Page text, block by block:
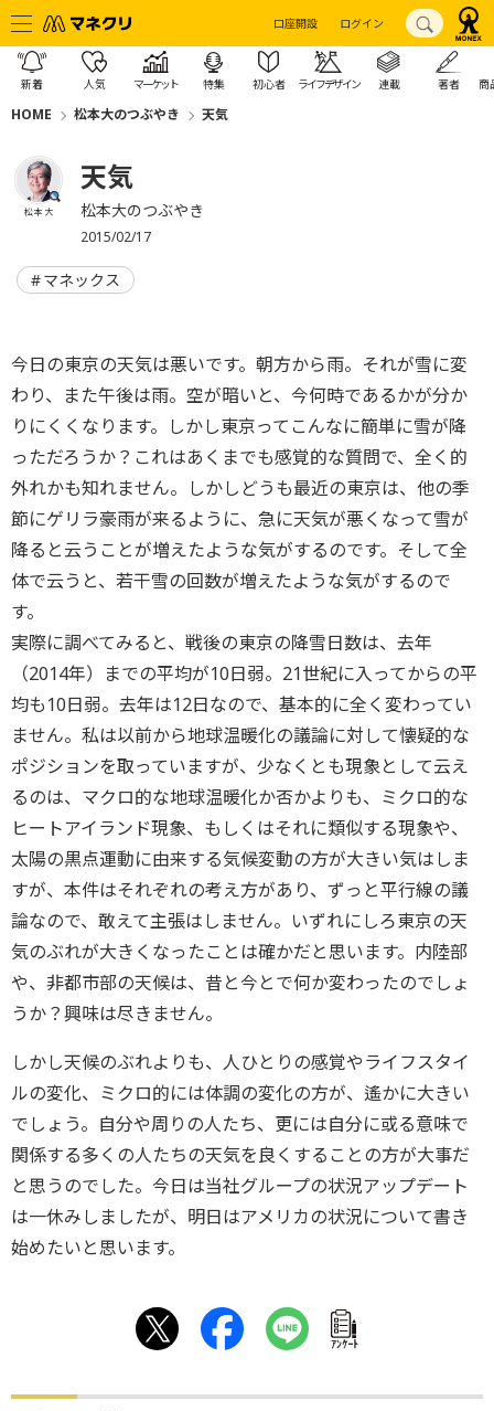
口座開設 ログイン
新着 人気 マーケット 特集 初心者 ライフデザイン 連載 著者 商
HOME 松本大のつぶやき 天気
松本 大
天気
松本大のつぶやき
2015/02/17
マネックス
今日の東京の天気は悪いです。朝方から雨。それが雪に変
わり、また午後は雨。空が暗いと、今何時であるかが分か
りにくくなります。しかし東京ってこんなに簡単に雪が降
っただろうか？これはあくまでも感覚的な質問で、全く的
外れかも知れません。しかしどうも最近の東京は、他の季
節にゲリラ豪雨が来るように、急に天気が悪くなって雪が
降ると云うことが増えたような気がするのです。そして全
体で云うと、若干雪の回数が増えたような気がするので
す。
実際に調べてみると、戦後の東京の降雪日数は、去年
（2014年）までの平均が10日弱。21世紀に入ってからの平
均も10日弱。去年は12日なので、基本的に全く変わってい
ません。私は以前から地球温暖化の議論に対して懐疑的な
ポジションを取っていますが、少なくとも現象として云え
るのは、マクロ的な地球温暖化か否かよりも、ミクロ的な
ヒートアイランド現象、もしくはそれに類似する現象や、
太陽の黒点運動に由来する気候変動の方が大きい気はしま
すが、本件はそれぞれの考え方があり、ずっと平行線の議
論なので、敢えて主張はしません。いずれにしろ東京の天
気のぶれが大きくなったことは確かだと思います。内陸部
や、非都市部の天候は、昔と今とで何か変わったのでしょ
うか？興味は尽きません。
しかし天候のぶれよりも、人ひとりの感覚やライフスタイ
ルの変化、ミクロ的には体調の変化の方が、遙かに大きい
でしょう。自分や周りの人たち、更には自分に或る意味で
関係する多くの人たちの天気を良くすることの方が大事だ
と思うのでした。今日は当社グループの状況アップデート
は一休みしましたが、明日はアメリカの状況について書き
始めたいと思います。
ｱﾝｹｰﾄ